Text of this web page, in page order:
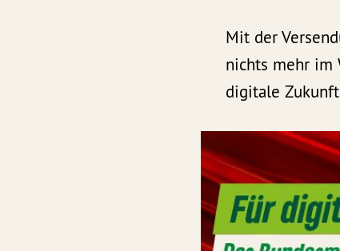
Mit der
nichts mehr im
digitale